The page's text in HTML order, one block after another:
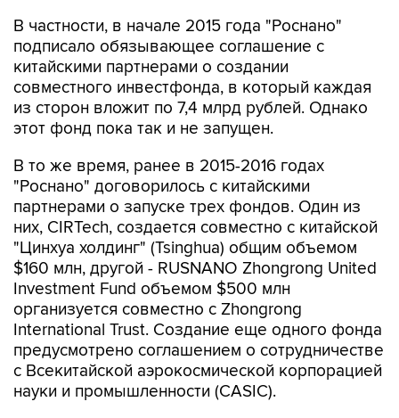
В частности, в начале 2015 года "Роснано"
подписало обязывающее соглашение с
китайскими партнерами о создании
совместного инвестфонда, в который каждая
из сторон вложит по 7,4 млрд рублей. Однако
этот фонд пока так и не запущен.
В то же время, ранее в 2015-2016 годах
"Роснано" договорилось с китайскими
партнерами о запуске трех фондов. Один из
них, CIRTech, создается совместно с китайской
"Цинхуа холдинг" (Tsinghua) общим объемом
$160 млн, другой - RUSNANO Zhongrong United
Investment Fund объемом $500 млн
организуется совместно с Zhongrong
International Trust. Создание еще одного фонда
предусмотрено соглашением о сотрудничестве
с Всекитайской аэрокосмической корпорацией
науки и промышленности (CASIC).